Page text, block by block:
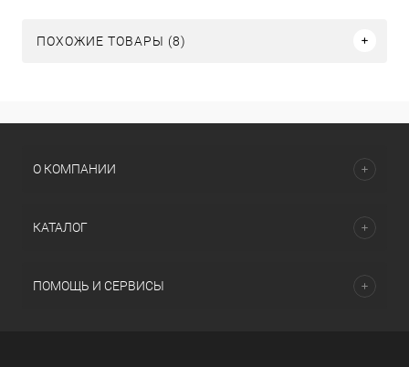
ПОХОЖИЕ ТОВАРЫ (8)
О КОМПАНИИ
КАТАЛОГ
ПОМОЩЬ И СЕРВИСЫ